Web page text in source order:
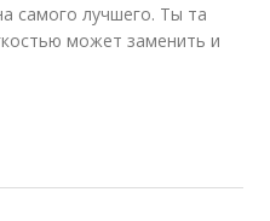
самого лучшего. Ты та
может заменить и